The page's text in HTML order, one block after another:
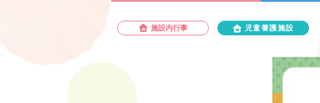
施設内行事 児童養護施設